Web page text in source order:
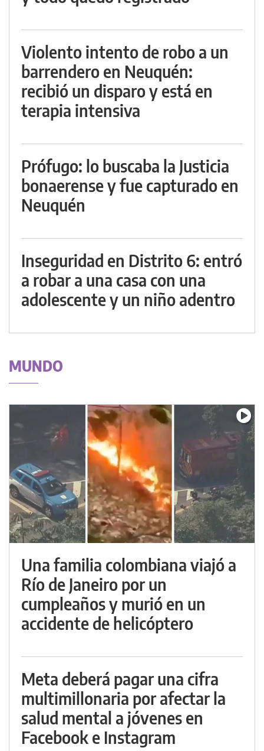
Violento intento de robo a un
barrendero en Neuquén:
recibió un disparo y está en
terapia intensiva
Prófugo: lo buscaba la Justicia
bonaerense y fue capturado en
Neuquén
Inseguridad en Distrito 6: entró
a robar a una casa con una
adolescente y un niño adentro
MUNDO
Una familia colombiana viajó a
Río de Janeiro por un
cumpleaños y murió en un
accidente de helicóptero
Meta deberá pagar una cifra
multimillonaria por afectar la
salud mental a jóvenes en
Facebook e Instagram